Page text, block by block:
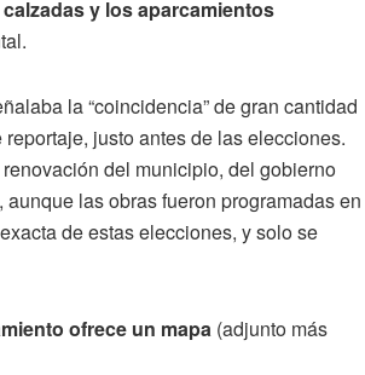
y los aparcamientos
la “coincidencia” de gran cantidad
justo antes de las elecciones.
del municipio, del gobierno
las obras fueron programadas en
de estas elecciones, y solo se
ofrece un mapa (adjunto más